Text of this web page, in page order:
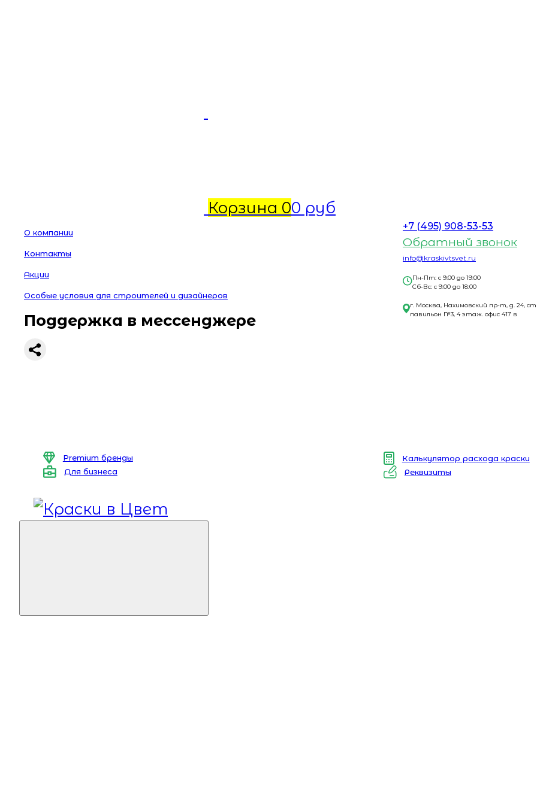
Корзина 00 руб
О компании
Контакты
Акции
Особые условия для строителей и дизайнеров
Поддержка в мессенджере
+7 (495) 908-53-53
Обратный звонок
info@kraskivtsvet.ru
Пн-Пт: с 9:00 до 19:00
Сб-Вс: с 9:00 до 18:00
г. Москва, Нахимовский пр-т, д. 24,
павильон №3, 4 этаж. офис 417 в
Premium бренды
Калькулятор расхода краски
Для бизнеса
Реквизиты